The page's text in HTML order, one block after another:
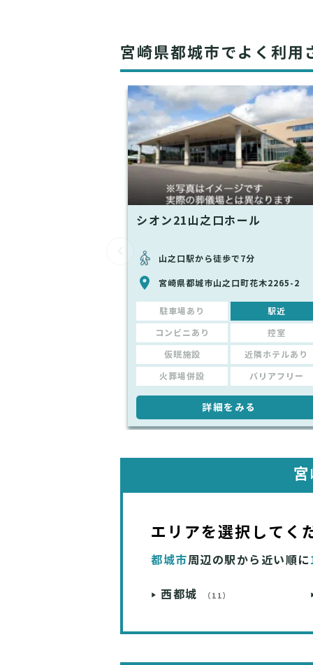
宮崎県都城市でよく利用
シオン21山之口ホール
山之口駅から徒歩で7分
宮崎県都城市山之口町花木2265-2
駐車場あり 駅近
コンビニあり 控室
仮眠施設 近隣ホテルあり
火葬場併設 バリアフリー
詳細をみる
エリアを選択してく
都城市周辺の駅から近い順に
西都城 （11）